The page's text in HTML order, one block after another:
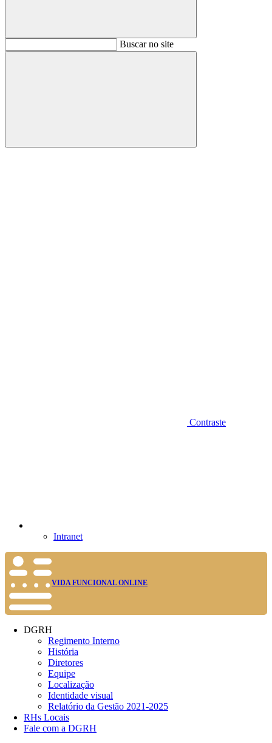
BuscarBuscar no site
Buscar
Contraste
Intranet
VIDA FUNCIONAL ONLINE
DGRH
Regimento Interno
História
Diretores
Equipe
Localização
Identidade visual
Relatório da Gestão 2021-2025
RHs Locais
Fale com a DGRH